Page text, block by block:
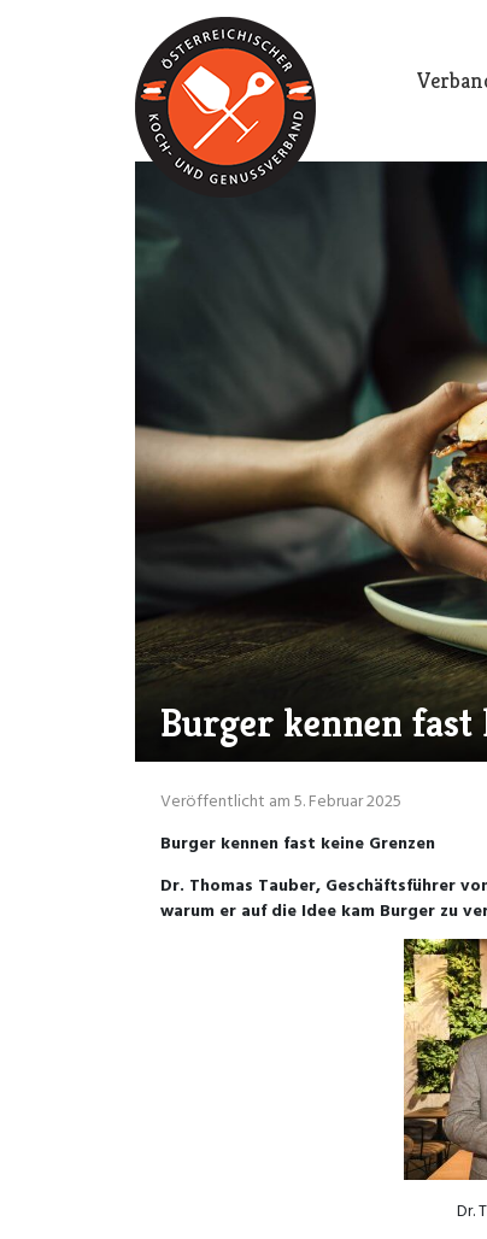
Burger kennen fast
Veröffentlicht am 5. Februar 2025
Burger kennen fast keine Grenzen
Dr. Thomas Tauber, Geschäftsführer
warum er auf die Idee kam Burger zu
Dr.